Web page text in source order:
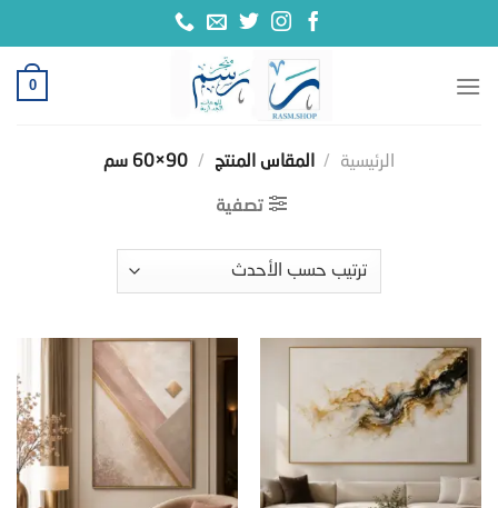
0
الرئيسية / المقاس المنتج / 90×60 سم
تصفية